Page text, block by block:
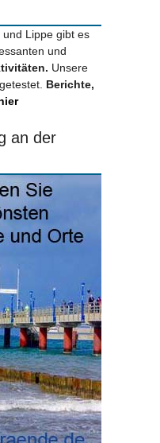
Lippe gibt es
und
Unsere
Berichte,
an der